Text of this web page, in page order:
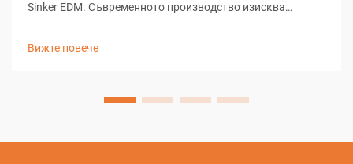
Sinker EDM. Съвременното производство изисква
Вижте повече